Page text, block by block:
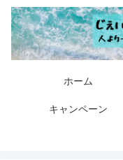
ホーム
キャンペーン